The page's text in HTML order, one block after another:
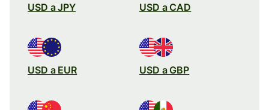
USD a JPY USD a CAD
USD a EUR USD a GBP